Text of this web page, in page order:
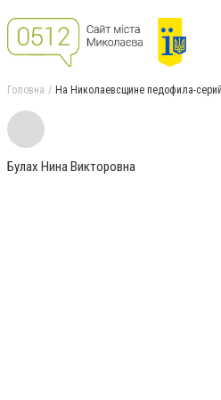
Головна На Николаевсщине педофила-
Булах Нина Викторовна